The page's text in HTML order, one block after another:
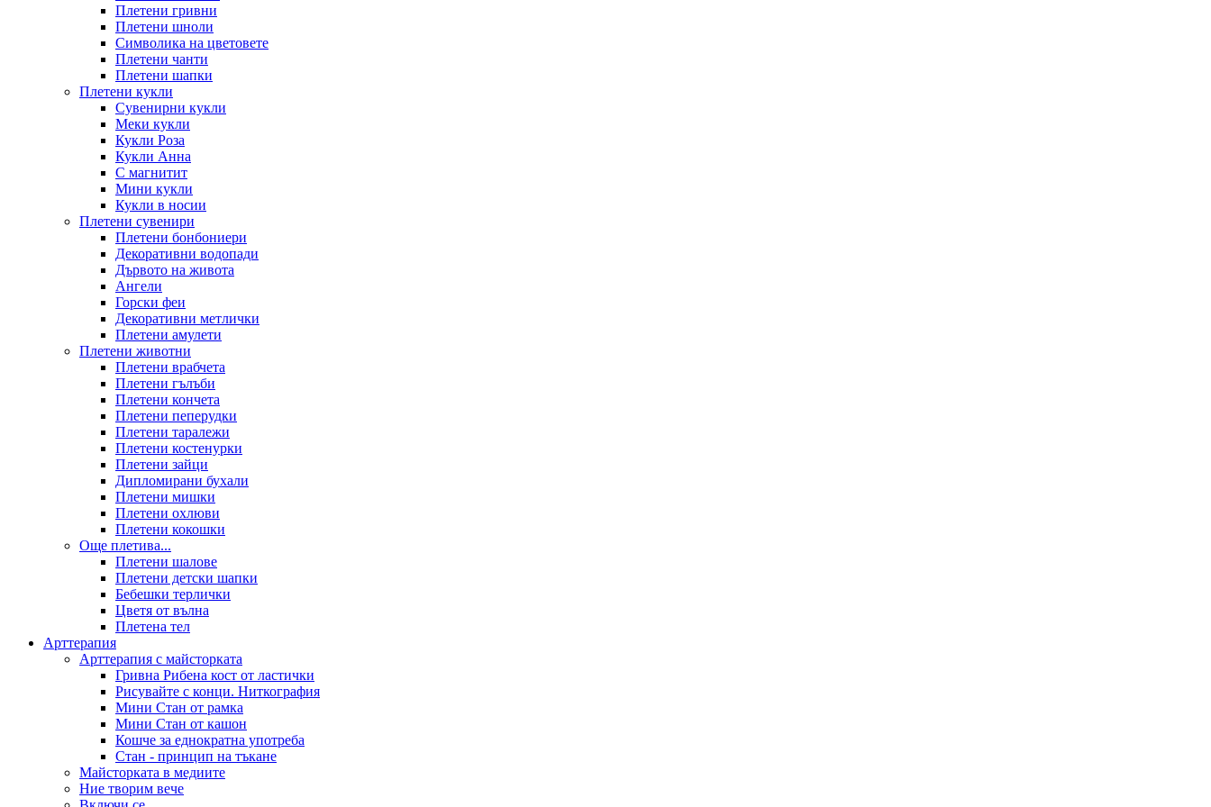
Плетени гривни
Плетени шноли
Символика на цветовете
Плетени чанти
Плетени шапки
Плетени кукли
Сувенирни кукли
Меки кукли
Кукли Роза
Кукли Анна
С магнитит
Мини кукли
Кукли в носии
Плетени сувенири
Плетени бонбониери
Декоративни водопади
Дървото на живота
Ангели
Горски феи
Декоративни метлички
Плетени амулети
Плетени животни
Плетени врабчета
Плетени гълъби
Плетени кончета
Плетени пеперудки
Плетени таралежи
Плетени костенурки
Плетени зайци
Дипломирани бухали
Плетени мишки
Плетени охлюви
Плетени кокошки
Още плетива...
Плетени шалове
Плетени детски шапки
Бебешки терлички
Цветя от вълна
Плетена тел
Арттерапия
Арттерапия с майсторката
Гривна Рибена кост от ластички
Рисувайте с конци. Ниткография
Мини Стан от рамка
Мини Стан от кашон
Кошче за еднократна употреба
Стан - принцип на тъкане
Майсторката в медиите
Ние творим вече